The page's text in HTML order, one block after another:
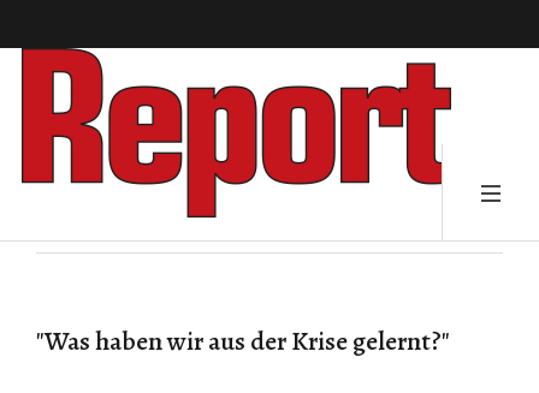
"Was haben wir aus der Krise gelernt?"